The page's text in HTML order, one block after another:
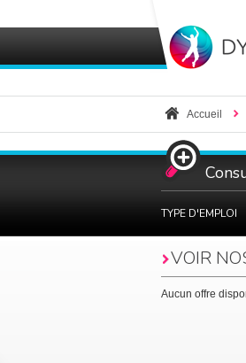
Accueil
TYPE D'EMPLOI
VOIR
Aucun offre